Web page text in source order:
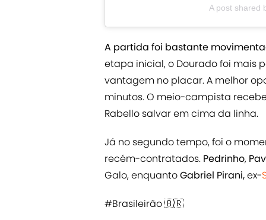
A post shared
A partida foi bastante
etapa inicial, o Dourado foi mais
vantagem no placar. A melhor
minutos. O meio-campista
Rabello salvar em cima da linha.
Já no segundo tempo, foi o
recém-contratados. Pedrinho,
Galo, enquantoGabriel Pirani,ex-
#Brasileirão🇧🇷